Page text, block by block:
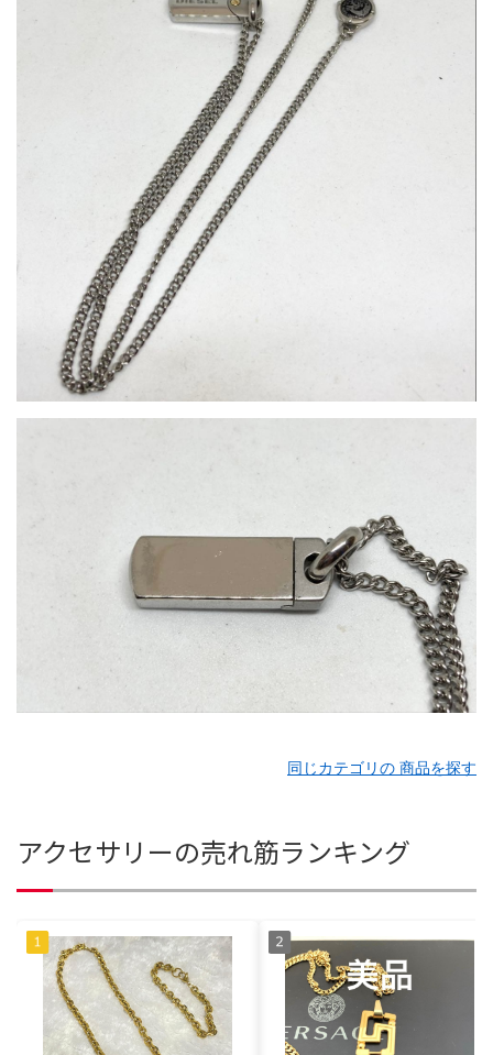
同じカテゴリの 商品を探す
アクセサリーの売れ筋ランキング